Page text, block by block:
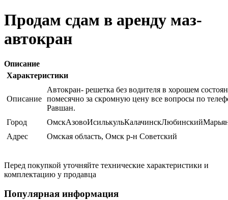
Продам сдам в аренду маз-
автокран
Описание
Характеристики
Описание
Автокран- решетка без водителя в хорошем
помесячно за скромную цену все вопросы по
Равшан.
Город
Адрес
Омская область, Омск р-н Советский
Перед покупкой уточняйте технические характеристики и
комплектацию у продавца
Популярная информация